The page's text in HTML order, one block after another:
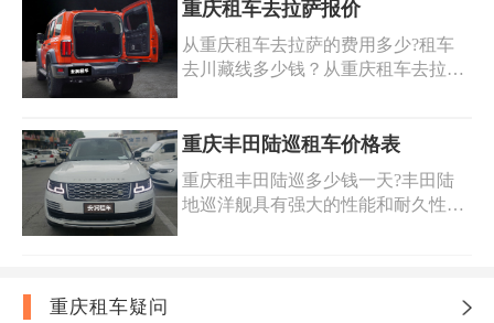
实际价格可能会受到多种因素的影
响，如淡旺季、租车的品牌和服务质
量等，建议在预订前与多家租车公司
价，欢迎访问安润租车，我们是您身
驾去拉萨坦克300,坦克500,霸道,陆巡,
路虎,奔驰g,奔驰AMG,猛禽,依维柯房
车去拉萨还车价格便宜，提供完整的
重庆租车318川藏线自驾游价格表以
及免费查询重庆进藏租车价格的选
重庆租车去拉萨报价
从重庆租车去拉萨的费用多少?租车
去川藏线多少钱？从重庆租车去拉萨
萨报价，欢迎访问安润租车，我们提
克500,霸道,陆巡,路虎,奔驰g,奔驰
AMG,猛禽,依维柯房车,奔驰v260,威
藏线旅游价格表以及免费查询重庆租
重庆丰田陆巡租车价格表
重庆租丰田陆巡多少钱一天?丰田陆
地巡洋舰具有强大的性能和耐久性，
联系重庆当地汽车租赁公司，获取重
重庆租车疑问